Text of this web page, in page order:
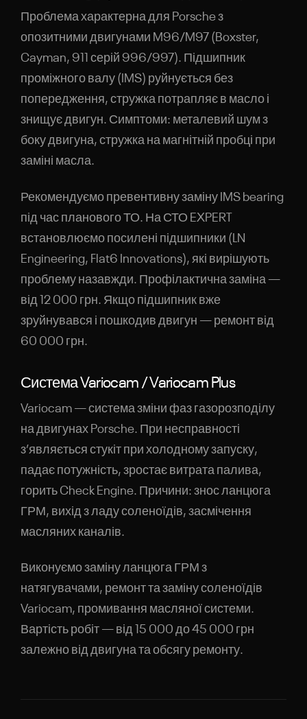
Проблема характерна для Porsche з
опозитними двигунами M96/M97 (Boxster,
Cayman, 911 серій 996/997). Підшипник
проміжного валу (IMS) руйнується без
попередження, стружка потрапляє в масло і
знищує двигун. Симптоми: металевий шум з
боку двигуна, стружка на магнітній пробці при
заміні масла.
Рекомендуємо превентивну заміну IMS bearing
під час планового ТО. На СТО EXPERT
встановлюємо посилені підшипники (LN
Engineering, Flat6 Innovations), які вирішують
проблему назавжди. Профілактична заміна —
від 12 000 грн. Якщо підшипник вже
зруйнувався і пошкодив двигун — ремонт від
60 000 грн.
Система Variocam / Variocam Plus
Variocam — система зміни фаз газорозподілу
на двигунах Porsche. При несправності
з’являється стукіт при холодному запуску,
падає потужність, зростає витрата палива,
горить Check Engine. Причини: знос ланцюга
ГРМ, вихід з ладу соленоїдів, засмічення
масляних каналів.
Виконуємо заміну ланцюга ГРМ з
натягувачами, ремонт та заміну соленоїдів
Variocam, промивання масляної системи.
Вартість робіт — від 15 000 до 45 000 грн
залежно від двигуна та обсягу ремонту.